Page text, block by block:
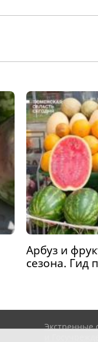
Арбуз и
сезона. Гид
Экстренные